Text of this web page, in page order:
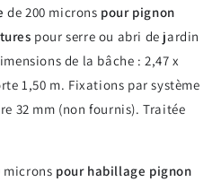
de 200 microns pour pignon
pour serre ou abri de jardin
de la bâche : 2,47 x
1,50 m. Fixations par système
32 mm (non fournis). Traitée
microns pour habillage pignon